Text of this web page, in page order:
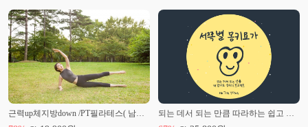
근력up체지방down /PT필라테스( 남성분도 강추 ) 되는 데서 되는 만큼 따라하는 쉽고 재밌는 요가